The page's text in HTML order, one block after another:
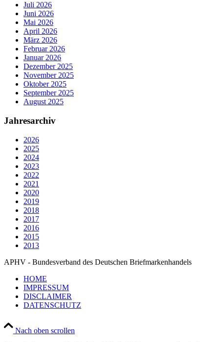
Juli 2026
Juni 2026
Mai 2026
April 2026
März 2026
Februar 2026
Januar 2026
Dezember 2025
November 2025
Oktober 2025
September 2025
August 2025
Jahresarchiv
2026
2025
2024
2023
2022
2021
2020
2019
2018
2017
2016
2015
2013
APHV - Bundesverband des Deutschen Briefmarkenhandels
HOME
IMPRESSUM
DISCLAIMER
DATENSCHUTZ
Nach oben scrollen